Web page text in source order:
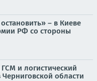
– в Киеве
РФ со стороны
и логистический
области